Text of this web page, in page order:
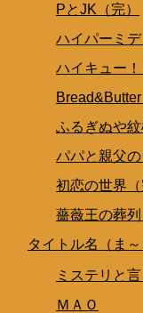
PとJK（完）
ハイパーミデ
ハイキュー！
Bread&Butter
ふるぎぬや紋
パパと親父の
初恋の世界（
薔薇王の葬列
タイトル名（ま
ミステリと
ＭＡＯ